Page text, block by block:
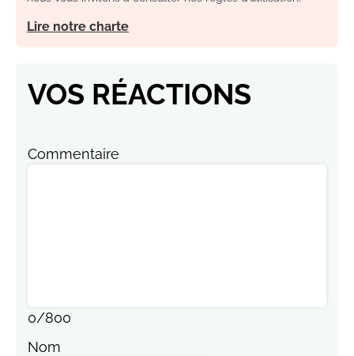
Lire notre charte
VOS RÉACTIONS
Commentaire
0/800
Nom